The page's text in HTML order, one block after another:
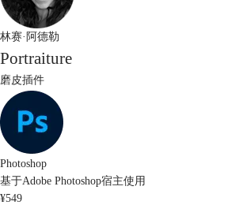
林赛·阿德勒
Portraiture
磨皮插件
Photoshop
基于Adobe Photoshop宿主使用
¥549